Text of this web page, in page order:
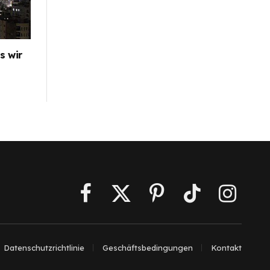
wir
Facebook
X
PinterestTikTok Instagram
Datenschutzrichtlinie Geschäftsbedingungen Kontakt